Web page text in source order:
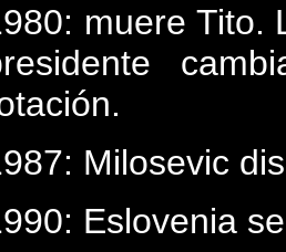
muere Tito.
Milosevic
Eslovenia